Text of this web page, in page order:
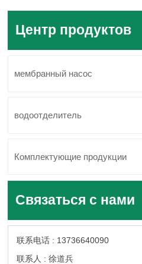
Центр продуктов
мембранный насос
водоотделитель
Комплектующие продукции
Связаться с нами
联系电话 : 13736640090
联系人 : 徐道兵